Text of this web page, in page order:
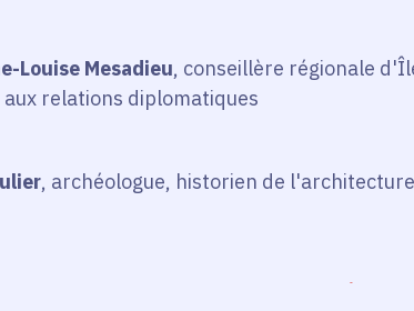
Louise Mesadieu, conseillère régionale
relations diplomatiques
, archéologue, historien de